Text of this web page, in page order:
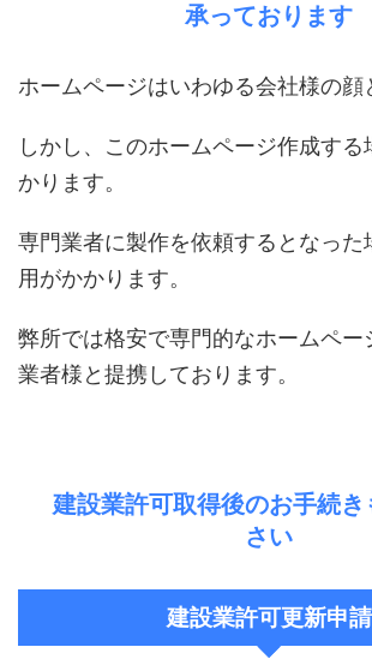
承っております
ホームページはいわゆる会社様の顔
しかし、このホームページ作成す
かります。
専門業者に製作を依頼するとなった
用がかかります。
弊所では格安で専門的なホームペー
業者様と提携しております。
建設業許可取得後のお手続
さい
建設業許可更新申請